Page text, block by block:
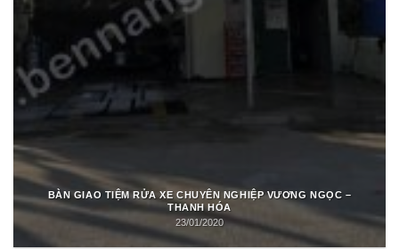
BÀN GIAO TIỆM RỬA XE CHUYÊN NGHIỆP VƯƠNG NGỌC –
THANH HÓA
23/01/2020